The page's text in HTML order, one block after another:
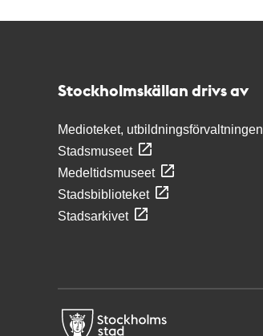
Stockholmskällan drivs av
Medioteket, utbildningsförvaltningen
Stadsmuseet
Medeltidsmuseet
Stadsbiblioteket
Stadsarkivet